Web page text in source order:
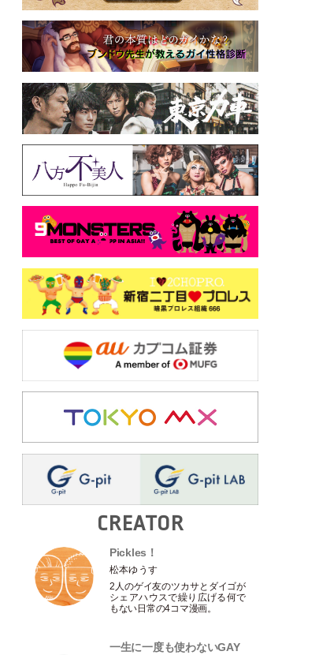
CREATOR
Pickles！
松本ゆうす
2人のゲイ友のツカサとダイゴが
シェアハウスで繰り広げる何で
もない日常の4コマ漫画。
一生に一度も使わないGAY